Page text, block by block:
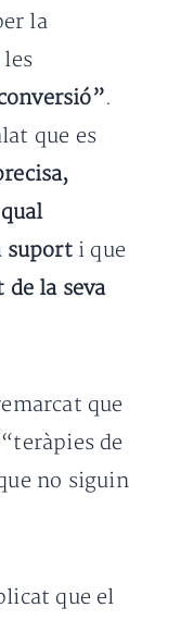
la
les
.
que es
suporti que
de la seva
que
de
no siguin
que el